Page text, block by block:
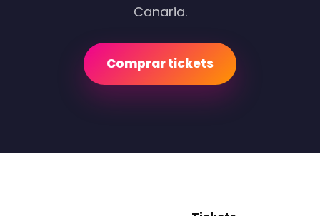
Canaria.
Comprar tickets